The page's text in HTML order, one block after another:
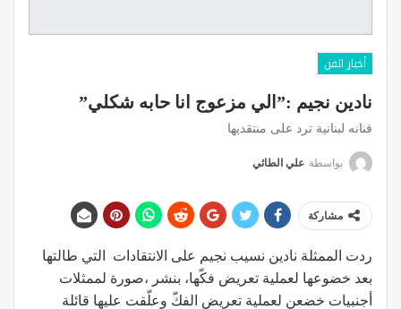
أخبار الفن
نادين نجيم :”الي مزعوج انا حابه شكلي”
فنانه لبنانية ترد على منتقديها
بواسطة علي الطائي
مشاركة
ردت الممثلة نادين نسيب نجيم على الانتقادات التي طالتها
بعد خضوعها لعملية تعريض فكّها، بنشر ،صورة لممثلات
أجنبيات خضعن لعملية تعريض الفكّ وعلّقت عليها قائلة